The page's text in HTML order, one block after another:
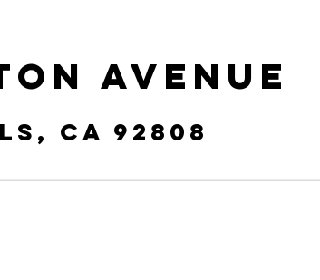
Avenue
CA 92808